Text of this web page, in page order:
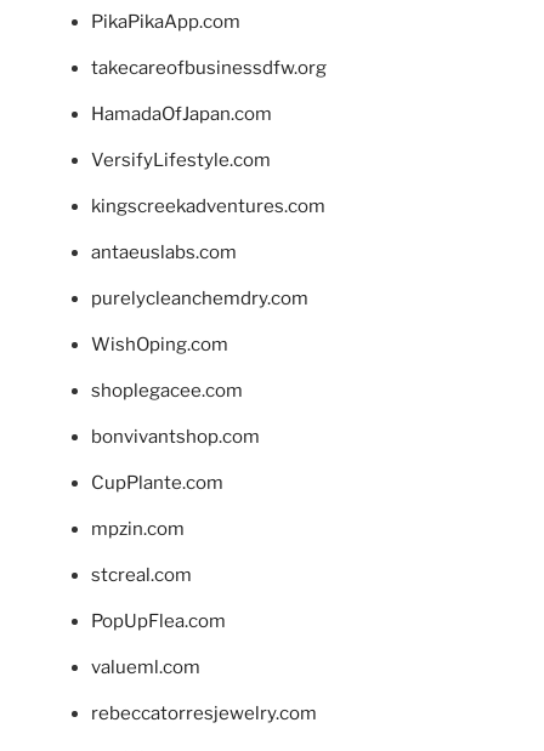
PikaPikaApp.com
takecareofbusinessdfw.org
HamadaOfJapan.com
VersifyLifestyle.com
kingscreekadventures.com
antaeuslabs.com
purelycleanchemdry.com
WishOping.com
shoplegacee.com
bonvivantshop.com
CupPlante.com
mpzin.com
stcreal.com
PopUpFlea.com
valueml.com
rebeccatorresjewelry.com